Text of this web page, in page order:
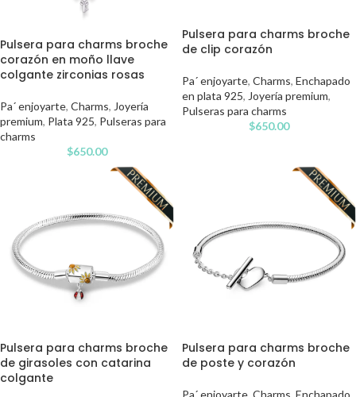
Pulsera para charms broche
corazón en moño llave
colgante zirconias rosas
Pa´ enjoyarte, Charms, Joyería
premium, Plata 925, Pulseras para
charms
$650.00
Pulsera para charms broche
de clip corazón
Pa´ enjoyarte, Charms, Enchapado
en plata 925, Joyería premium,
Pulseras para charms
$650.00
Pulsera para charms broche
de girasoles con catarina
colgante
Pulsera para charms broche
de poste y corazón
Pa´ enjoyarte Charms Enchapado